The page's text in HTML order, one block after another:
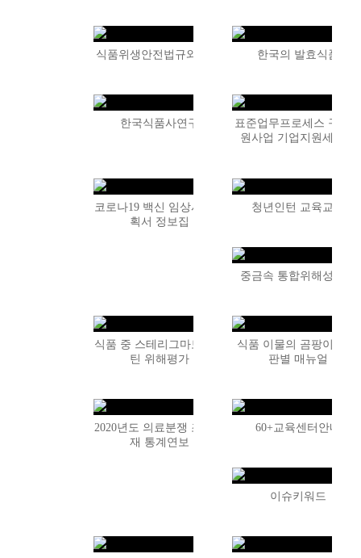
식품위생안전법규와 제도 한국의 발효식품
한국식품사연구
표준업무프로세스 구축지
원사업 기업지원세미나
코로나19 백신 임상시험계
획서 정보집
청년인턴 교육교재
중금속 통합위해성평가
식품 중 스테리그마토시스
틴 위해평가
식품 이물의 곰팡이 여부
판별 매뉴얼
2020년도 의료분쟁 조정중
재 통계연보
60+교육센터안내
이슈키워드